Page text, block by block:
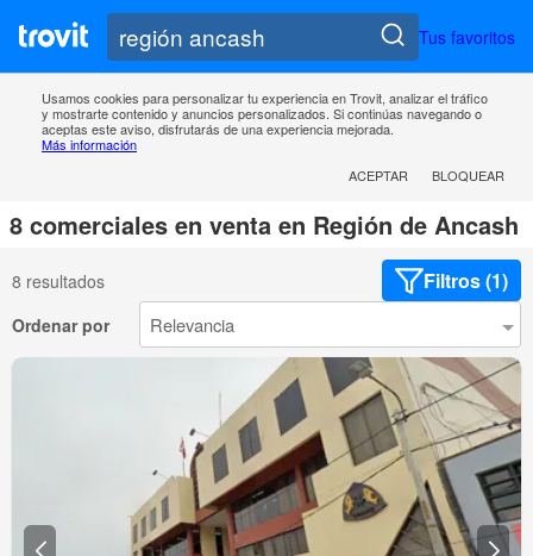
Tus favoritos
Usamos cookies para personalizar tu experiencia en Trovit, analizar el tráfico
y mostrarte contenido y anuncios personalizados. Si continúas navegando o
aceptas este aviso, disfrutarás de una experiencia mejorada.
Más información
ACEPTAR
BLOQUEAR
8 comerciales en venta en Región de Ancash
8 resultados Filtros (1)
Ordenar por